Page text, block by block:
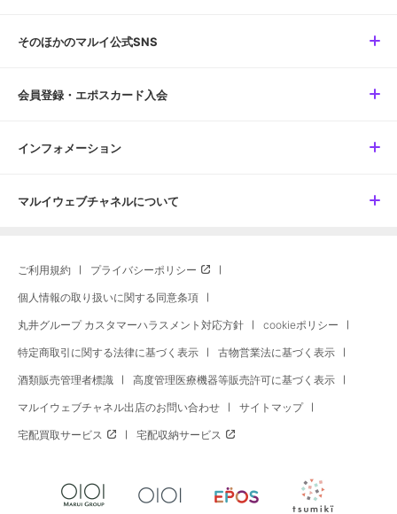
そのほかのマルイ公式SNS
会員登録・エポスカード入会
インフォメーション
マルイウェブチャネルについて
ご利用規約 プライバシーポリシー
個人情報の取り扱いに関する同意条項
丸井グループ カスタマーハラスメント対応方針 cookieポリシー
特定商取引に関する法律に基づく表示 古物営業法に基づく表示
酒類販売管理者標識 高度管理医療機器等販売許可に基づく表示
マルイウェブチャネル出店のお問い合わせ サイトマップ
宅配買取サービス 宅配収納サービス